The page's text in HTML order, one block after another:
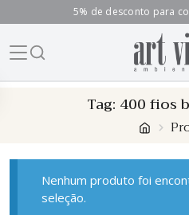
5% de desconto para
Tag: 400 fios
Nenhum produto foi
seleção.